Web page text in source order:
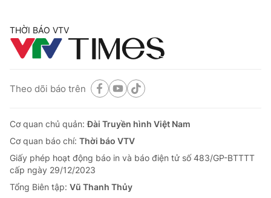
THỜI BÁO VTV
Theo dõi báo trên
Cơ quan chủ quản:Đài Truyền hình Việt Nam
Cơ quan báo chí: Thời báo VTV
Giấy phép hoạt động báo in và báo điện tử số 483/GP-BTTTT
cấp ngày 29/12/2023
Tổng Biên tập: Vũ Thanh Thủy